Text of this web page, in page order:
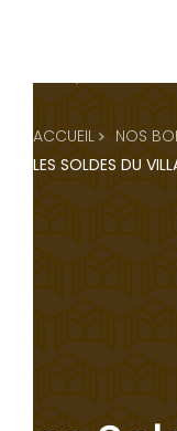
ACCUEIL
NOS
LES SOLDES DU